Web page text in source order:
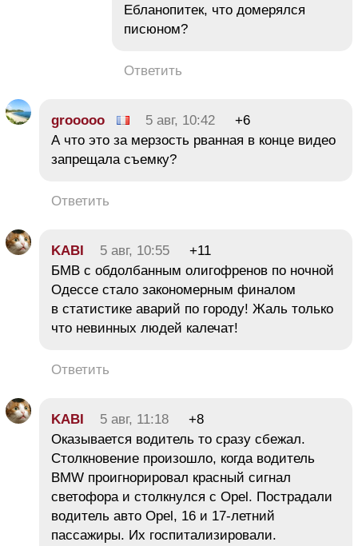
Ебланопитек, что домерялся
писюном?
Ответить
grooooo 5 авг, 10:42
+6
А что это за мерзость рванная в конце видео
запрещала съемку?
Ответить
KABI 5 авг, 10:55
+11
БМВ с обдолбанным олигофренов по ночной
Одессе стало закономерным финалом
в статистике аварий по городу! Жаль только
что невинных людей калечат!
Ответить
KABI 5 авг, 11:18
+8
Оказывается водитель то сразу сбежал.
Столкновение произошло, когда водитель
BMW проигнорировал красный сигнал
светофора и столкнулся с Opel. Пострадали
водитель авто Opel, 16 и 17-летний
пассажиры. Их госпитализировали.